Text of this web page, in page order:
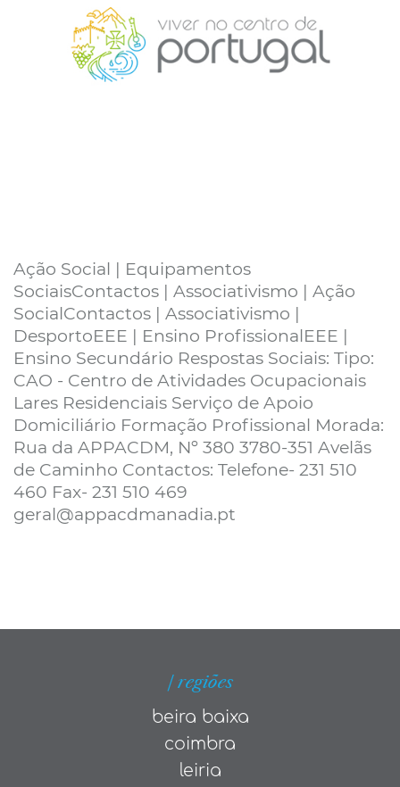
Ação Social | Equipamentos
SociaisContactos | Associativismo | Ação
SocialContactos | Associativismo |
DesportoEEE | Ensino ProfissionalEEE |
Ensino Secundário Respostas Sociais: Tipo:
CAO - Centro de Atividades Ocupacionais
Lares Residenciais Serviço de Apoio
Domiciliário Formação Profissional Morada:
Rua da APPACDM, Nº 380 3780-351 Avelãs
de Caminho Contactos: Telefone- 231 510
460 Fax- 231 510 469
geral@appacdmanadia.pt
| regiões
beira baixa
coimbra
leiria